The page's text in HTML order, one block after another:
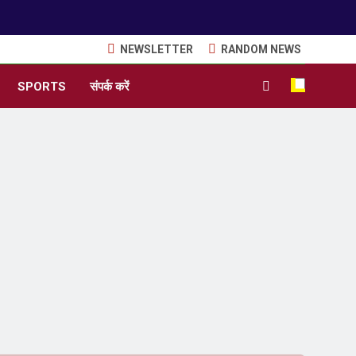
NEWSLETTER RANDOM NEWS
SPORTS संपर्क करें